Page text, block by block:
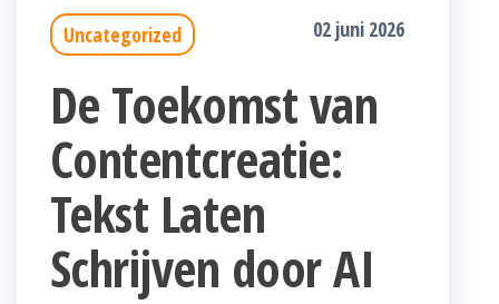
Uncategorized 02 juni 2026
De Toekomst van
Contentcreatie:
Tekst Laten
Schrijven door AI